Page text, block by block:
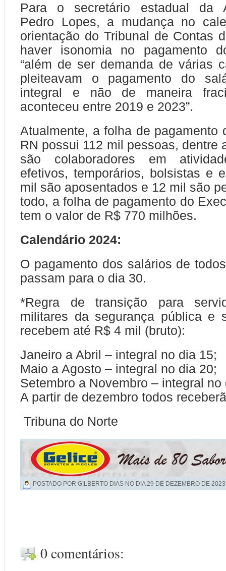
Para o secretário estadual da
Pedro Lopes, a mudança no
orientação do Tribunal de Contas
haver isonomia no pagamento
“além de ser demanda de várias
pleiteavam o pagamento do
integral e não de maneira
aconteceu entre 2019 e 2023”.
Atualmente, a folha de pagamento
RN possui 112 mil pessoas, dentre
são colaboradores em
efetivos, temporários, bolsistas e
mil são aposentados e 12 mil são
todo, a folha de pagamento do
tem o valor de R$ 770 milhões.
Calendário 2024:
O pagamento dos salários de
passam para o dia 30.
*Regra de transição para
militares da segurança pública e
recebem até R$ 4 mil (bruto):
Janeiro a Abril – integral no dia 15;
Maio a Agosto – integral no dia 20;
Setembro a Novembro – integral no
A partir de dezembro todos
Tribuna do Norte
POSTADO POR GILBERTO DIAS NO DIA29 DE DEZEMBRO DE 2023
0 comentários: